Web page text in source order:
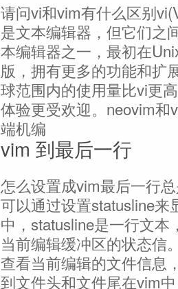
请问vi和vim有什么区别
是文本编辑器，但它们之
本编辑器之一，最初在
版，拥有更多的功能和扩
球范围内的使用量比vi更
体验更受欢迎。neovim
端机编
vim 到最后一行
怎么设置成vim最后一行
可以通过设置statusline
中，statusline是一行文
当前编辑缓冲区的状态信
查看当前编辑的文件信息
到文件头和文件尾在vim